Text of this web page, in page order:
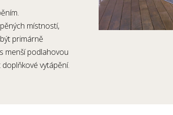
místností,
primárně
menší podlahovou
vytápění.